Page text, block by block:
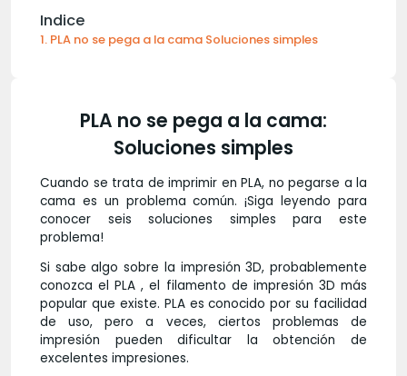
Indice
PLA no se pega a la cama Soluciones simples
PLA no se pega a la cama:
Soluciones simples
Cuando se trata de imprimir en PLA, no pegarse a la
cama es un problema común. ¡Siga leyendo para
conocer seis soluciones simples para este
problema!
Si sabe algo sobre la impresión 3D, probablemente
conozca el PLA , el filamento de impresión 3D más
popular que existe. PLA es conocido por su facilidad
de uso, pero a veces, ciertos problemas de
impresión pueden dificultar la obtención de
excelentes impresiones.